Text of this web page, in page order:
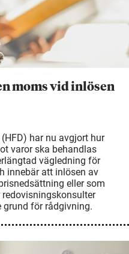
moms vid inlösen
har nu avgjort hur
varor ska behandlas
vägledning för
innebär att inlösen av
eller som
redovisningskonsulter
grund för rådgivning.